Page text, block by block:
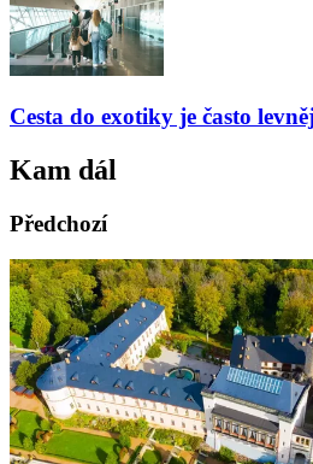
Cesta do exotiky je často
Kam dál
Předchozí